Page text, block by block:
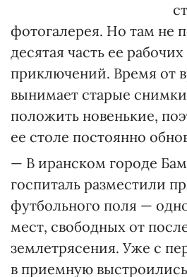
фотогалерея. Но там не
десятая часть ее
приключений. Время от
вынимает старые
положить новенькие,
ее столе постоянно
— В иранском городе
госпиталь разместили
футбольного поля —
мест, свободных от
землетрясения. Уже с
в приемную